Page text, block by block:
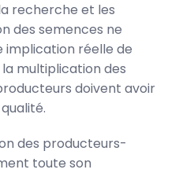
recherche et les
des semences ne
implication réelle de
multiplication des
doivent avoir
des producteurs-
toute son